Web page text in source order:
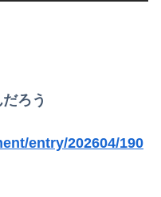
ろう
entry/202604/190